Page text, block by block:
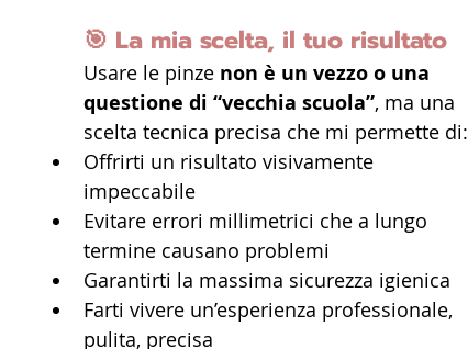
🎯 La mia scelta, il tuo risultato
Usare le pinze non è un vezzo o una
questione di “vecchia scuola”, ma una
scelta tecnica precisa che mi permette di:
Offrirti un risultato visivamente
impeccabile
Evitare errori millimetrici che a lungo
termine causano problemi
Garantirti la massima sicurezza igienica
Farti vivere un’esperienza professionale,
pulita, precisa